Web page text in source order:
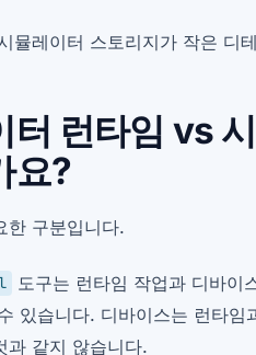
뮬레이터 스토리지가 작은 디
터 런타임 vs
요?
한 구분입니다.
도구는 런타임 작업과 디바이
있습니다. 디바이스는 런타
과 같지 않습니다.